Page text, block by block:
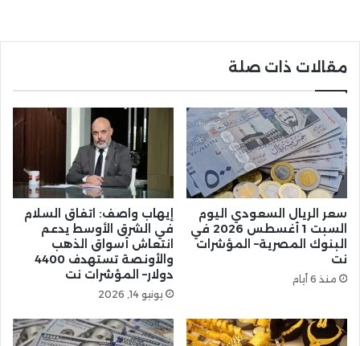
مقالات ذات صلة
سعر الريال السعودي اليوم
السبت 1 أغسطس 2026 في
البنوك المصرية– المؤشرات
نت
منذ 6 أيام
إيهاب واصف: اتفاق السلام
في الشرق الأوسط يدعم
انتعاش أسواق الذهب
والأونصة تستهدف 4400
دولار– المؤشرات نت
يونيو 14, 2026